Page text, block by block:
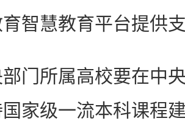
智慧教育平台提供
所属高校要在中央
家级一流本科课程